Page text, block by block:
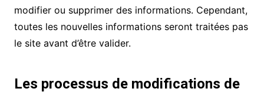
modifier ou supprimer des informations. Cependant,
toutes les nouvelles informations seront traitées pas
le site avant d’être valider.
Les processus de modifications de